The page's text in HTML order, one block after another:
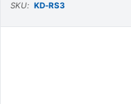
SKU: KD-RS3